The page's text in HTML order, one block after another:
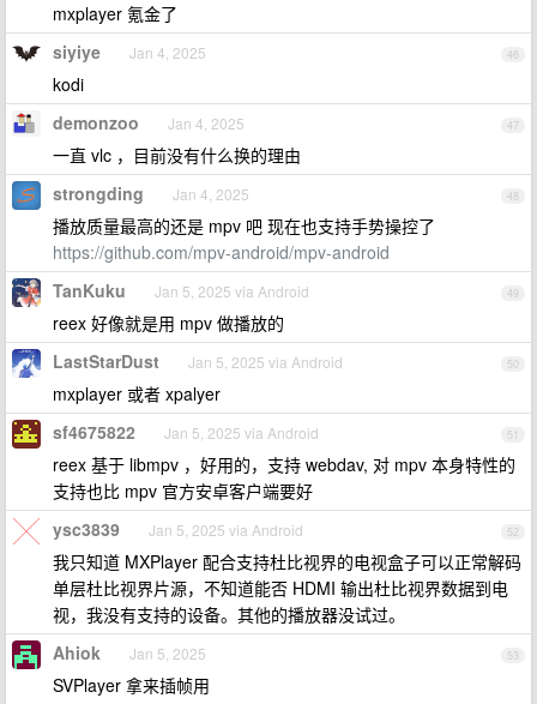
mxplayer 氪金了
46
siyiye Jan 4, 2025
kodi
47
demonzoo Jan 4, 2025
一直 vlc ，目前没有什么换的理由
48
strongding Jan 4, 2025
播放质量最高的还是 mpv 吧 现在也支持手势操控了
https://github.com/mpv-android/mpv-android
49
TanKuku Jan 5, 2025 via Android
reex 好像就是用 mpv 做播放的
50
LastStarDust Jan 5, 2025 via Android
mxplayer 或者 xpalyer
51
sf4675822 Jan 5, 2025 via Android
reex 基于 libmpv ，好用的，支持 webdav, 对 mpv 本身特性的
支持也比 mpv 官方安卓客户端要好
52
ysc3839 Jan 5, 2025 via Android
我只知道 MXPlayer 配合支持杜比视界的电视盒子可以正常解码
单层杜比视界片源，不知道能否 HDMI 输出杜比视界数据到电
视，我没有支持的设备。其他的播放器没试过。
53
Ahiok Jan 5, 2025
SVPlayer 拿来插帧用